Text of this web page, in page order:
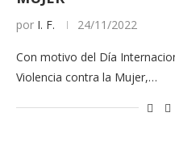
por I. F. 24/11/2022
Con motivo del Día
Violencia contra la Mujer,…